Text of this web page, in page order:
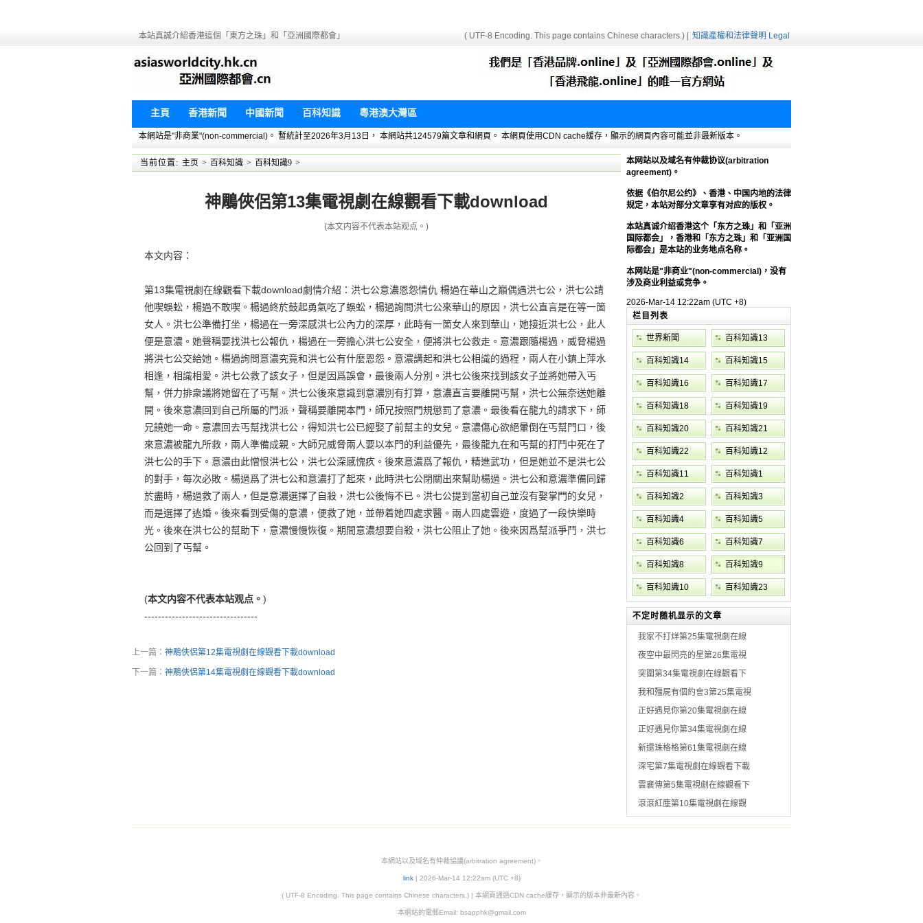
本站真誠介紹香港這個「東方之珠」和「亞洲國際都會」 ( UTF-8 Encoding. This page contains Chinese characters.) | 知識產權和法律聲明 Legal
主頁 香港新聞 中國新聞 百科知識 粵港澳大灣區
本網站是"非商業"(non-commercial)。 暫統計至2026年3月13日， 本網站共124579篇文章和網頁。 本網頁使用CDN cache緩存，顯示的網頁內容可能並非最新版本。
当前位置: 主页 > 百科知識 > 百科知識9 >
神鵰俠侶第13集電視劇在線觀看下載download
(本文内容不代表本站观点。)
本文内容：
第13集電視劇在線觀看下載download劇情介紹：洪七公意濃恩怨情仇 楊過在華山之巔偶遇洪七公，洪七公請
他喫蜈蚣，楊過不敢喫。楊過終於鼓起勇氣吃了蜈蚣，楊過詢問洪七公來華山的原因，洪七公直言是在等一箇
女人。洪七公準備打坐，楊過在一旁深感洪七公內力的深厚，此時有一箇女人來到華山，她接近洪七公，此人
便是意濃。她聲稱要找洪七公報仇，楊過在一旁擔心洪七公安全，便將洪七公救走。意濃跟隨楊過，威脅楊過
將洪七公交給她。楊過詢問意濃究竟和洪七公有什麼恩怨。意濃講起和洪七公相識的過程，兩人在小鎮上萍水
相逢，相識相愛。洪七公救了該女子，但是因爲誤會，最後兩人分別。洪七公後來找到該女子並將她帶入丐
幫，併力排衆議將她留在了丐幫。洪七公後來意識到意濃別有打算，意濃直言要離開丐幫，洪七公無奈送她離
開。後來意濃回到自己所屬的門派，聲稱要離開本門，師兄按照門規懲罰了意濃。最後看在龍九的請求下，師
兄饒她一命。意濃回去丐幫找洪七公，得知洪七公已經娶了前幫主的女兒。意濃傷心欲絕暈倒在丐幫門口，後
來意濃被龍九所救，兩人準備成親。大師兄威脅兩人要以本門的利益優先，最後龍九在和丐幫的打鬥中死在了
洪七公的手下。意濃由此憎恨洪七公，洪七公深感愧疚。後來意濃爲了報仇，精進武功，但是她並不是洪七公
的對手，每次必敗。楊過爲了洪七公和意濃打了起來，此時洪七公閉關出來幫助楊過。洪七公和意濃準備同歸
於盡時，楊過救了兩人，但是意濃選擇了自殺，洪七公後悔不已。洪七公提到當初自己並沒有娶掌門的女兒，
而是選擇了逃婚。後來看到受傷的意濃，便救了她，並帶着她四處求醫。兩人四處雲遊，度過了一段快樂時
光。後來在洪七公的幫助下，意濃慢慢恢復。期間意濃想要自殺，洪七公阻止了她。後來因爲幫派爭鬥，洪七
公回到了丐幫。
(本文内容不代表本站观点。 )
---------------------------------
上一篇： 神鵰俠侶第12集電視劇在線觀看下載download
下一篇： 神鵰俠侶第14集電視劇在線觀看下載download
本网站以及域名有仲裁协议(arbitration
agreement)。
依据《伯尔尼公约》、香港、中国内地的法律
规定，本站对部分文章享有对应的版权。
本站真诚介绍香港这个「东方之珠」和「亚洲
国际都会」，香港和「东方之珠」和「亚洲国
际都会」是本站的业务地点名称。
本网站是"非商业"(non-commercial)，没有
涉及商业利益或竞争。
2026-Mar-14 12:22am (UTC +8)
栏目列表
世界新聞 百科知識13
百科知識14 百科知識15
百科知識16 百科知識17
百科知識18 百科知識19
百科知識20 百科知識21
百科知識22 百科知識12
百科知識11 百科知識1
百科知識2 百科知識3
百科知識4 百科知識5
百科知識6 百科知識7
百科知識8 百科知識9
百科知識10 百科知識23
不定时随机显示的文章
我家不打烊第25集電視劇在線
夜空中最閃亮的星第26集電視
突圍第34集電視劇在線觀看下
我和殭屍有個約會3第25集電視
正好遇見你第20集電視劇在線
正好遇見你第34集電視劇在線
新還珠格格第61集電視劇在線
深宅第7集電視劇在線觀看下載
雲襄傳第5集電視劇在線觀看下
滾滾紅塵第10集電視劇在線觀
本網站以及域名有仲裁協議(arbitration agreement)。
link| 2026-Mar-14 12:22am (UTC +8)
( UTF-8 Encoding. This page contains Chinese characters.) | 本網頁通過CDN cache緩存，顯示的版本非最新內容。
本網站的電郵Email: bsapphk@gmail.com